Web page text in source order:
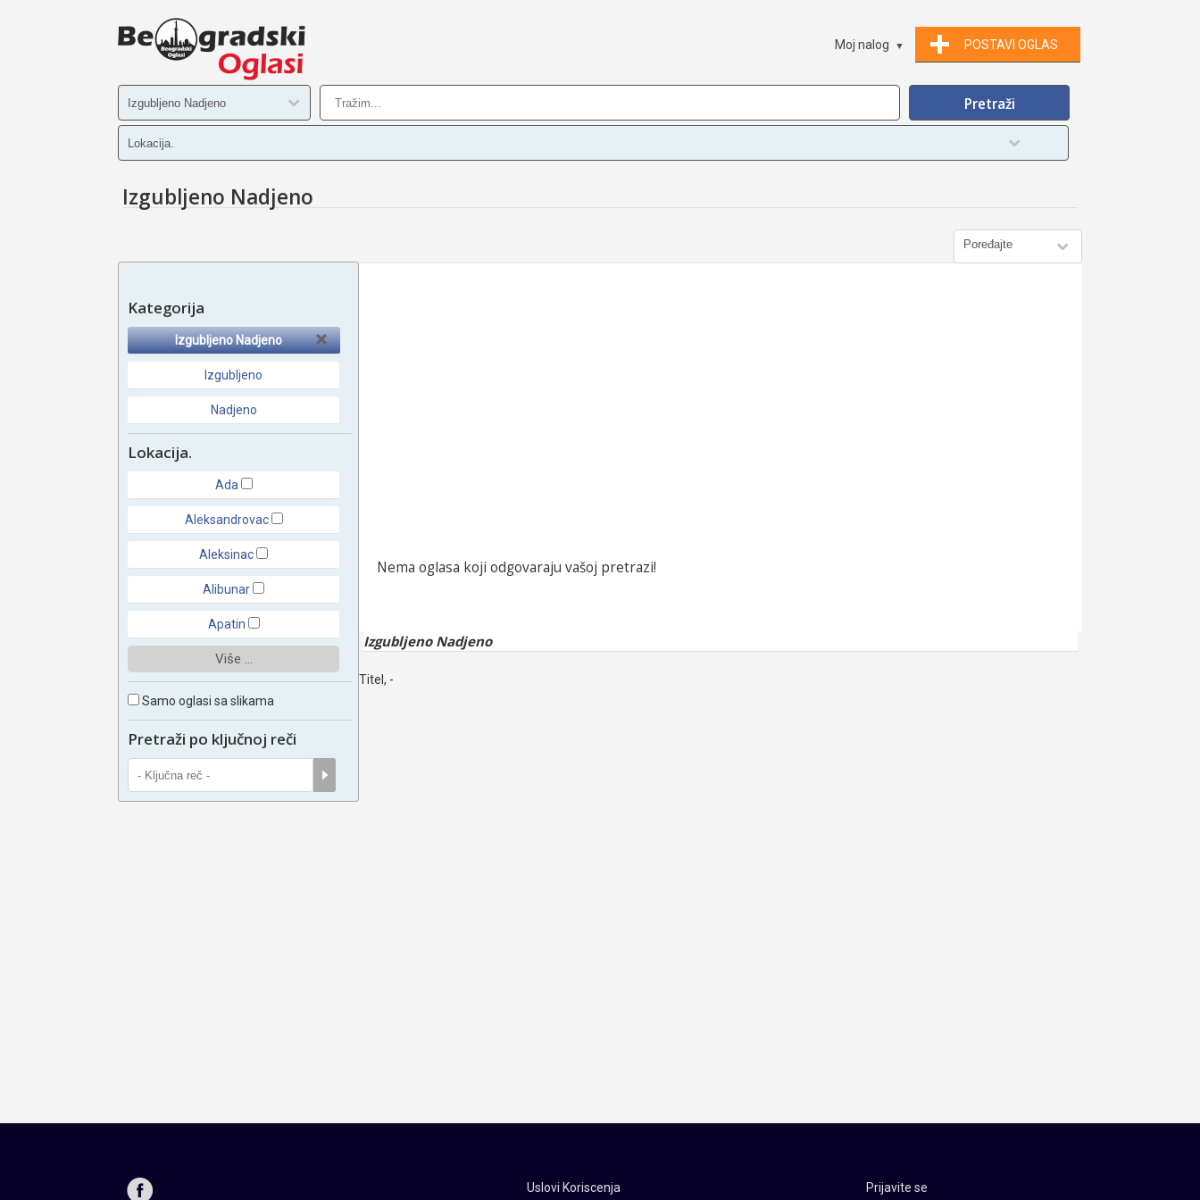
POSTAVI OGLAS
Moj nalog
Izgubljeno Nadjeno
Kategorija
Izgubljeno Nadjeno
Izgubljeno
Nadjeno
Lokacija.
Ada
Aleksandrovac
Aleksinac
Alibunar
Apatin
Više ...
Samo oglasi sa slikama
Pretraži po ključnoj reči
Nema oglasa koji odgovaraju vašoj pretrazi!
Izgubljeno Nadjeno
Titel, -
Uslovi Koriscenja Prijavite se